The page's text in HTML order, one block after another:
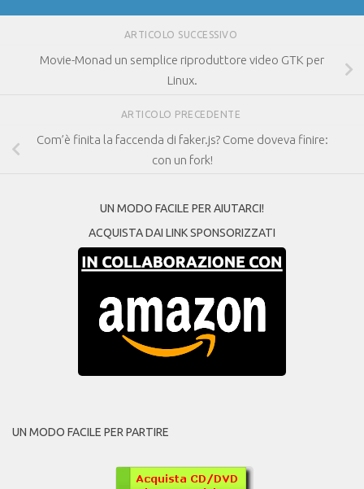
ARTICOLO SUCCESSIVO
Movie-Monad un semplice riproduttore video GTK per
Linux.
ARTICOLO PRECEDENTE
Com’è finita la faccenda di faker.js? Come doveva finire:
con un fork!
UN MODO FACILE PER AIUTARCI!
ACQUISTA DAI LINK SPONSORIZZATI
UN MODO FACILE PER PARTIRE